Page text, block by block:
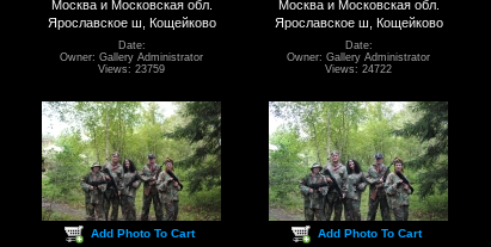
Москва и Московская обл.
Ярославское ш, Кощейково
Date:
Owner: Gallery Administrator
Views: 23759
Москва и Московская обл.
Ярославское ш, Кощейково
Date:
Owner: Gallery Administrator
Views: 24722
Add Photo To Cart Add Photo To Cart